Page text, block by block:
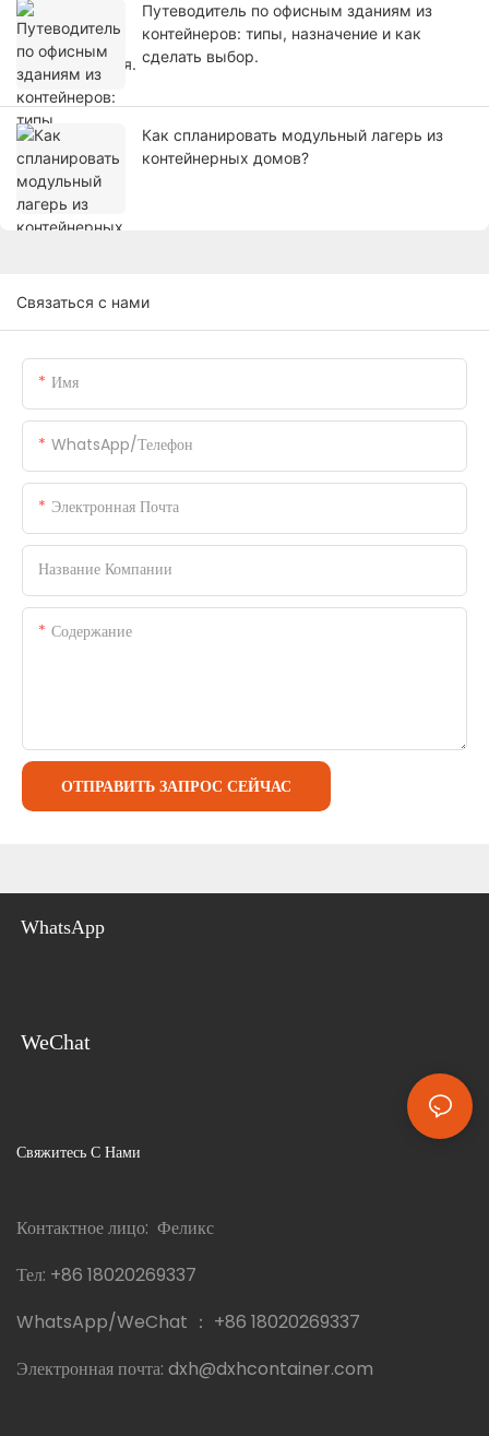
Путеводитель по офисным зданиям из
контейнеров: типы, назначение и как
сделать выбор.
Как спланировать модульный лагерь из
контейнерных домов?
Связаться с нами
Имя
WhatsApp/телефон
Электронная Почта
Название Компании
Содержание
ОТПРАВИТЬ ЗАПРОС СЕЙЧАС
WhatsApp
WeChat
Свяжитесь С Нами
Контактное лицо: Феликс
Тел: +86 18020269337
WhatsApp/WeChat ： +86 18020269337
Электронная почта: dxh@dxhcontainer.com